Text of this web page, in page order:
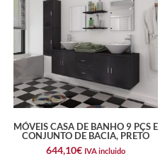
MÓVEIS CASA DE BANHO 9 PÇS E
CONJUNTO DE BACIA, PRETO
644,10€ IVA incluido